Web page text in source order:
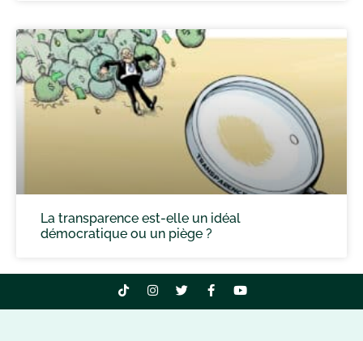
La transparence est-elle un idéal
démocratique ou un piège ?